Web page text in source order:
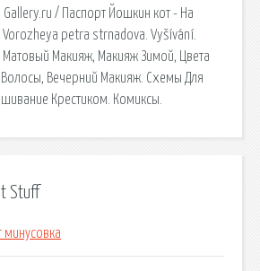
/ Паспорт Йошкин кот - На
petra strnadova. Vyšívání.
Матовый Макияж, Макияж Зимой, Цвета
Вечерний Макияж. Схемы Для
Крестиком. Комиксы.
Stuff
минусовка